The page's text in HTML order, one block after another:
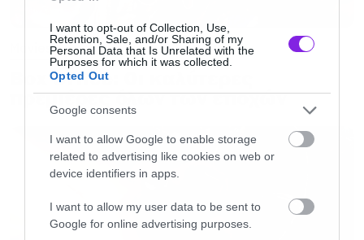
I want to opt-out of Collection, Use,
Retention, Sale, and/or Sharing of my
Personal Data that Is Unrelated with the
Purposes for which it was collected.
Opted Out
Google consents
I want to allow Google to enable storage
related to advertising like cookies on web or
device identifiers in apps.
I want to allow my user data to be sent to
Google for online advertising purposes.
Movies
Box Office: Οι καλύτερες
πρεμιέρες όλων των εποχών